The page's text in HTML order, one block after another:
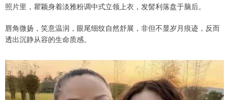
照片里，瞿颖身着淡雅粉调中式立领上衣，发髻利落盘于脑后。
唇角微扬，笑意温润，眼尾细纹自然舒展，非但不显岁月痕迹，反而
透出沉静从容的生命质感。